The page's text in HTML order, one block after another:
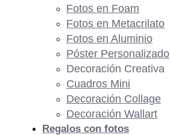
Fotos en Foam
Fotos en Metacrilato
Fotos en Aluminio
Póster Personalizado
Decoración Creativa
Cuadros Mini
Decoración Collage
Decoración Wallart
Regalos con fotos